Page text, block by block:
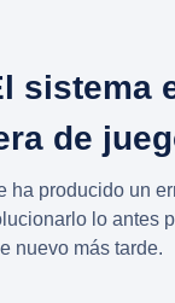
sistema
de
ha producido un
lo antes
nuevo más tarde.